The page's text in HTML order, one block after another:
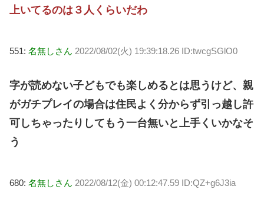
上いてるのは３人くらいだわ
551: 名無しさん 2022/08/02(火) 19:39:18.26 ID:twcgSGlO0
字が読めない子どもでも楽しめるとは思うけど、親
がガチプレイの場合は住民よく分からず引っ越し許
可しちゃったりしてもう一台無いと上手くいかなそ
う
680: 名無しさん 2022/08/12(金) 00:12:47.59 ID:QZ+g6J3ia